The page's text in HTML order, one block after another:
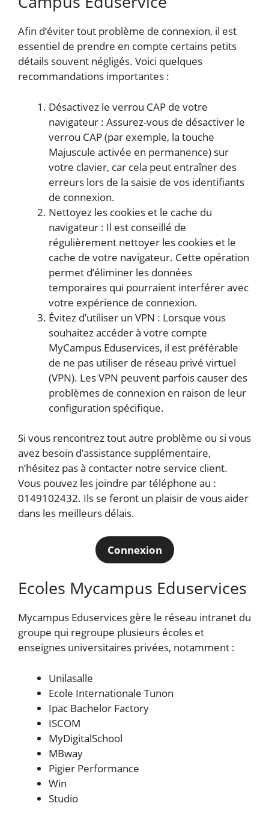
Afin d’éviter tout problème de connexion, il est
essentiel de prendre en compte certains petits
détails souvent négligés. Voici quelques
recommandations importantes :
Désactivez le verrou CAP de votre
navigateur : Assurez-vous de désactiver le
verrou CAP (par exemple, la touche
Majuscule activée en permanence) sur
votre clavier, car cela peut entraîner des
erreurs lors de la saisie de vos identifiants
de connexion.
Nettoyez les cookies et le cache du
navigateur : Il est conseillé de
régulièrement nettoyer les cookies et le
cache de votre navigateur. Cette opération
permet d’éliminer les données
temporaires qui pourraient interférer avec
votre expérience de connexion.
Évitez d’utiliser un VPN : Lorsque vous
souhaitez accéder à votre compte
MyCampus Eduservices, il est préférable
de ne pas utiliser de réseau privé virtuel
(VPN). Les VPN peuvent parfois causer des
problèmes de connexion en raison de leur
configuration spécifique.
Si vous rencontrez tout autre problème ou si vous
avez besoin d’assistance supplémentaire,
n’hésitez pas à contacter notre service client.
Vous pouvez les joindre par téléphone au :
0149102432. Ils se feront un plaisir de vous aider
dans les meilleurs délais.
Connexion
Ecoles Mycampus Eduservices
Mycampus Eduservices gère le réseau intranet du
groupe qui regroupe plusieurs écoles et
enseignes universitaires privées, notamment :
Unilasalle
Ecole Internationale Tunon
Ipac Bachelor Factory
ISCOM
MyDigitalSchool
MBway
Pigier Performance
Win
Studio